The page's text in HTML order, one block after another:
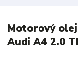
Motorový
Audi A4 2.0